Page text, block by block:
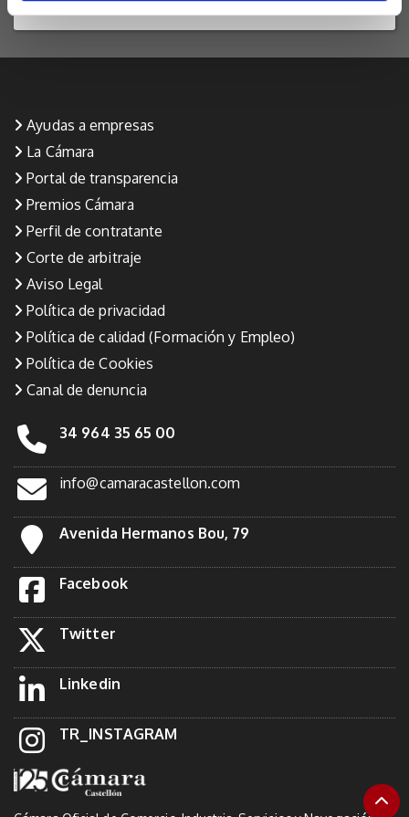
AULA VIRTUAL
Ayudas a empresas
La Cámara
Portal de transparencia
Premios Cámara
Perfil de contratante
Corte de arbitraje
Aviso Legal
Política de privacidad
Política de calidad (Formación y Empleo)
Política de Cookies
Canal de denuncia
34 964 35 65 00
info@camaracastellon.com
Avenida Hermanos Bou, 79
Facebook
Twitter
Linkedin
TR_INSTAGRAM